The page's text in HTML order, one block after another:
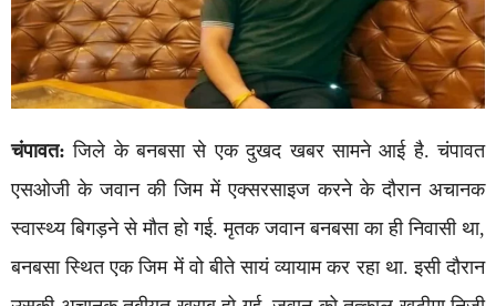
चंपावत: जिले के बनबसा से एक दुखद खबर सामने आई है. चंपावत
एसओजी के जवान की जिम में एक्सरसाइज करने के दौरान अचानक
स्वास्थ्य बिगड़ने से मौत हो गई. मृतक जवान बनबसा का ही निवासी था,
बनबसा स्थित एक जिम में वो बीते सायं व्यायाम कर रहा था. इसी दौरान